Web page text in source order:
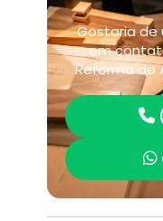
Gostaria de
em
Reforma de